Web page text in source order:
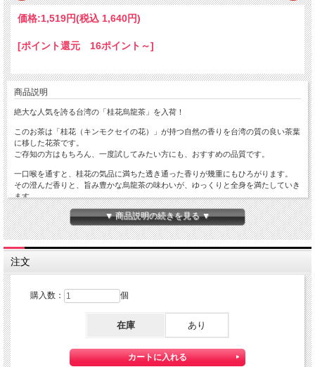
価格:1,519円(税込 1,640円)
[ポイント還元 16ポイント～]
商品説明
絶大な人気を誇る台湾の「桂花烏龍茶」を入荷！
このお茶は「桂花（キンモクセイの花）」が持つ自然の香りを台湾の質の良い茶葉
に移した花茶です。
ご存知の方はもちろん、一度試してみたい方にも、おすすめの品質です。
一口喉を通すと、桂花の気品に満ちた透き通った香りが幾重にもひろがります。
その澄んだ香りと、旨み豊かな烏龍茶の味わいが、ゆっくりと全身を満たしていき
ます。
ベースの茶葉には、桂花の気品のある香りを更に引き立てる台湾銘茶が使われてい
ます。
コストパフォーマンスも抜群！
高品質でありながら、できるだけお得な価格設定に抑えてます。
▼ 商品説明の続きを見る ▼
注文
購入数： 個
在庫 あり